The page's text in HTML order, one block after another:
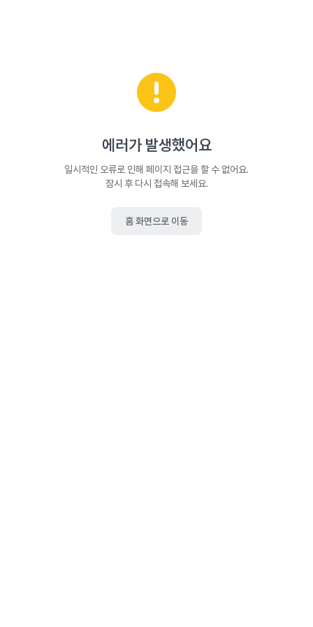
에러가 발생했어요
일시적인 오류로 인해 페이지 접근을 할 수 없어요.
잠시 후 다시 접속해 보세요.
홈 화면으로 이동